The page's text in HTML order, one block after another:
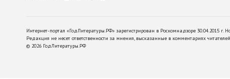
Интернет-портал «ГодЛитературы.РФ» зарегистрирован в Роскомнадзоре 30.04.2015 г.
Редакция не несет ответственности за мнения, высказанные в комментариях
© 2026 ГодЛитературы.РФ